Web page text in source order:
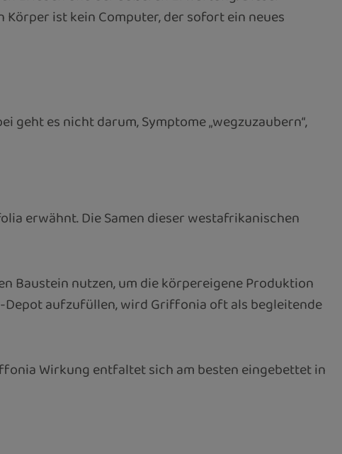
ist kein Computer, der sofort ein neues
geht es nicht darum, Symptome „wegzuzaubern“,
erwähnt. Die Samen dieser westafrikanischen
Baustein nutzen, um die körpereigene Produktion
Depot aufzufüllen, wird Griffonia oft als begleitende
Wirkung entfaltet sich am besten eingebettet in